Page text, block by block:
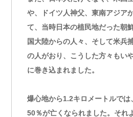
や、ドイツ人神父、東南アジア
て、当時日本の植民地だった朝
国大陸からの人々、そして米兵
の人がおり、こうした方々もい
に巻き込まれました。
爆心地から1.2キロメートルで
50％が亡くなられました。それ